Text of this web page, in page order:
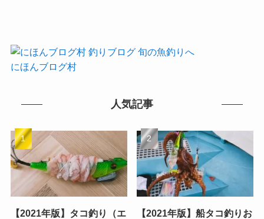
にほんブログ村
人気記事
【2021年版】タコ釣り（エ
【2021年版】船タコ釣りお